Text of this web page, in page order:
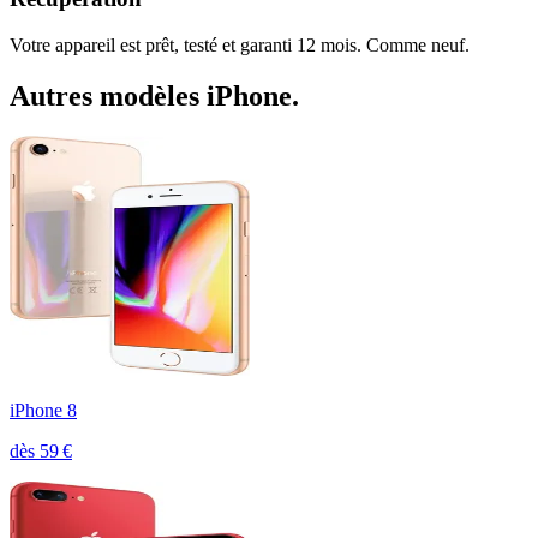
Votre appareil est prêt, testé et garanti 12 mois. Comme neuf.
Autres modèles iPhone.
iPhone 8
dès 59€